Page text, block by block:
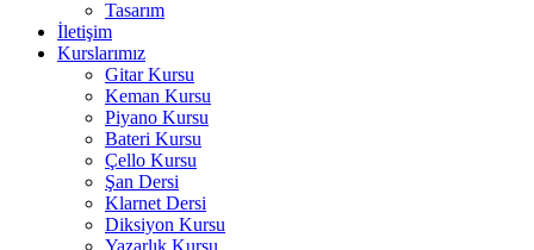
Tasarım
İletişim
Kurslarımız
Gitar Kursu
Keman Kursu
Piyano Kursu
Bateri Kursu
Çello Kursu
Şan Dersi
Klarnet Dersi
Diksiyon Kursu
Yazarlık Kursu